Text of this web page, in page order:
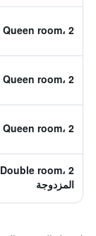
Queen room، 2 من أسرّة الكوين
Queen room، 2 من أسرّة الكوين
Queen room، 2 من أسرّة الكوين
المزدوجة